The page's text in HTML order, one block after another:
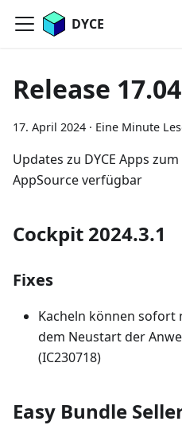
DYCE
Release
17. April 2024 · Eine Minute
Updates zu DYCE Apps
AppSource verfügbar
Cockpit 2024.3.1
Fixes
Kacheln können sofort
dem Neustart der
(IC230718)
Easy Bundle